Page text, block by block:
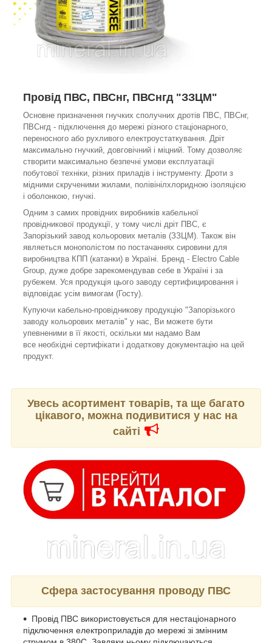
Провід ПВС, ПВСнг, ПВСнгд "ЗЗЦМ"
Основне призначення гнучких сполучних дротів ПВС, ПВСнг,
ПВСнгд - підключення до мережі різного стаціонарного,
переносного або рухливого електроустаткування. Дріт
максимально гнучкий, довговічний і міцний. Тому дозволяє
створити максимально безпечні умови експлуатації
побутової техніки, різних приладів і інструменту. Дроти з
мідними скрученими жилами, полівінілхлоридною ізоляцією
і оболонкою, гнучкі.
Одним з самих провідних виробників кабельної
провідникової продукції, у тому числі дріт ПВС, є
Запорізький завод кольорових металів (ЗЗЦМ). Також він
являеться монополістом по постачаннях сировини для
виробництва КПП (катанки) в Україні. Бренд - Electro Cable
Group, дуже добре зарекомендував себе в Україні і за
рубежем. Уся продукція цього заводу сертифицировання і
відповідає усім вимогам (Госту).
Купуючи кабельно-провідникову продукцію "Запорізького
заводу кольорових металів" у нас, Ви можете бути
упевненими в її якості, оскільки ми надамо Вам
все необхідні сертифікати і додаткову документацію на цей
продукт.
Увесь асортимент товарів, та ще багато
цікавого, можна подивитися у нас на
сайті
Сфера застосування проводу ПВС
Провід ПВС використовується для нестаціонарного
підключення електроприладів до мережі зі змінним